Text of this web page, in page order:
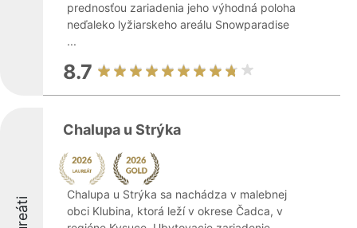
prednosťou zariadenia jeho výhodná poloha
neďaleko lyžiarskeho areálu Snowparadise
...
8.7
Chalupa u Strýka
Chalupa u Strýka sa nachádza v malebnej
obci Klubina, ktorá leží v okrese Čadca, v